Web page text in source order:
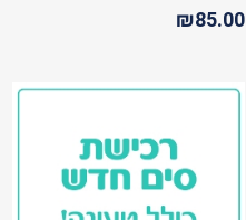
₪85.00